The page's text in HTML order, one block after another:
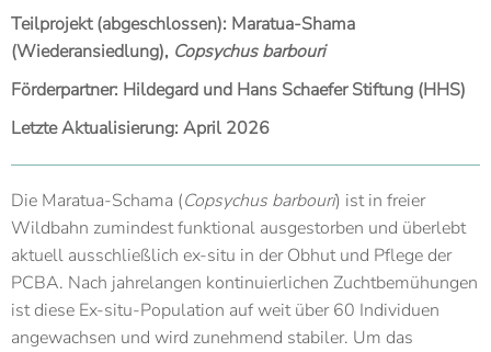
Teilprojekt (abgeschlossen): Maratua-Shama
(Wiederansiedlung), Copsychus barbouri
Förderpartner: Hildegard und Hans Schaefer Stiftung (HHS)
Letzte Aktualisierung: April 2026
Die Maratua-Schama (Copsychus barbouri) ist in freier
Wildbahn zumindest funktional ausgestorben und überlebt
aktuell ausschließlich ex-situ in der Obhut und Pflege der
PCBA. Nach jahrelangen kontinuierlichen Zuchtbemühungen
ist diese Ex-situ-Population auf weit über 60 Individuen
angewachsen und wird zunehmend stabiler. Um das